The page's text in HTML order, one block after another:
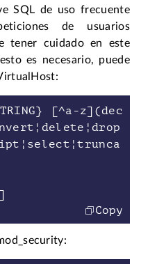
SQL de uso frecuente
de usuarios
tener cuidado en este
es necesario, puede
[^a-z](dec
Copy